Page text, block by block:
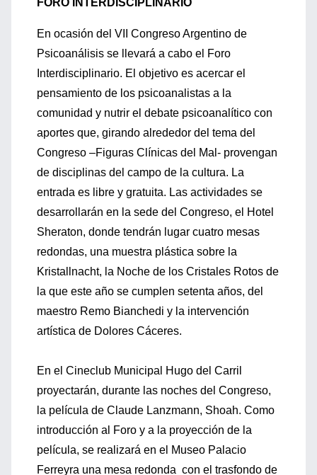
FORO INTERDISCIPLINARIO
En ocasión del VII Congreso Argentino de
Psicoanálisis se llevará a cabo el Foro
Interdisciplinario. El objetivo es acercar el
pensamiento de los psicoanalistas a la
comunidad y nutrir el debate psicoanalítico con
aportes que, girando alrededor del tema del
Congreso –Figuras Clínicas del Mal- provengan
de disciplinas del campo de la cultura. La
entrada es libre y gratuita. Las actividades se
desarrollarán en la sede del Congreso, el Hotel
Sheraton, donde tendrán lugar cuatro mesas
redondas, una muestra plástica sobre la
Kristallnacht, la Noche de los Cristales Rotos de
la que este año se cumplen setenta años, del
maestro Remo Bianchedi y la intervención
artística de Dolores Cáceres.
En el Cineclub Municipal Hugo del Carril
proyectarán, durante las noches del Congreso,
la película de Claude Lanzmann, Shoah. Como
introducción al Foro y a la proyección de la
película, se realizará en el Museo Palacio
Ferreyra una mesa redonda con el trasfondo de